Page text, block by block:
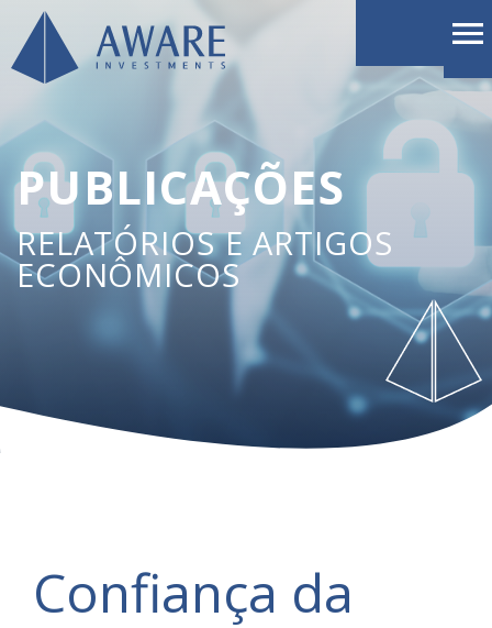
PUBLICAÇÕES
RELATÓRIOS E ARTIGOS
ECONÔMICOS
Confiança da